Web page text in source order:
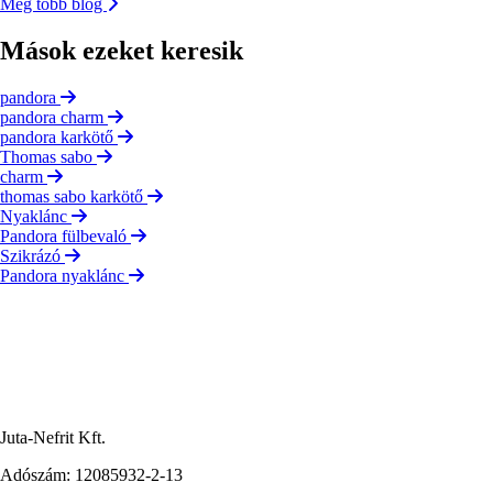
Mások ezeket keresik
pandora
pandora charm
pandora karkötő
Thomas sabo
charm
thomas sabo karkötő
Nyaklánc
Pandora fülbevaló
Szikrázó
Pandora nyaklánc
Juta-Nefrit Kft.
Adószám: 12085932-2-13